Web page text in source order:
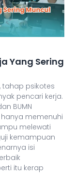
Yang Sering
tahap psikotes
pencari kerja.
BUMN
memenuhi
melewati
kemampuan
isi
itu kerap